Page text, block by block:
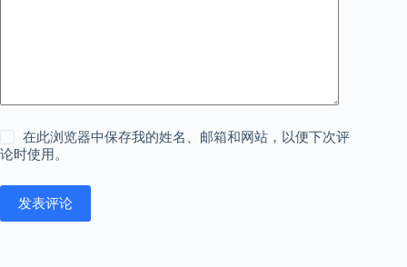
在此浏览器中保存我的姓名、邮箱和网站，以便下次评
论时使用。
发表评论